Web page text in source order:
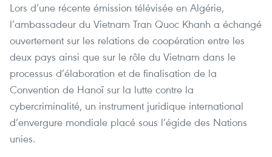
Lors d’une récente émission télévisée en Algérie,
l’ambassadeur du Vietnam Tran Quoc Khanh a échangé
ouvertement sur les relations de coopération entre les
deux pays ainsi que sur le rôle du Vietnam dans le
processus d’élaboration et de finalisation de la
Convention de Hanoï sur la lutte contre la
cybercriminalité, un instrument juridique international
d’envergure mondiale placé sous l’égide des Nations
unies.